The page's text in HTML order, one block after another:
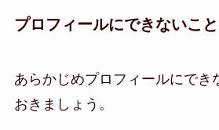
プロフィールにできないこ
あらかじめプロフィールにでき
おきましょう。